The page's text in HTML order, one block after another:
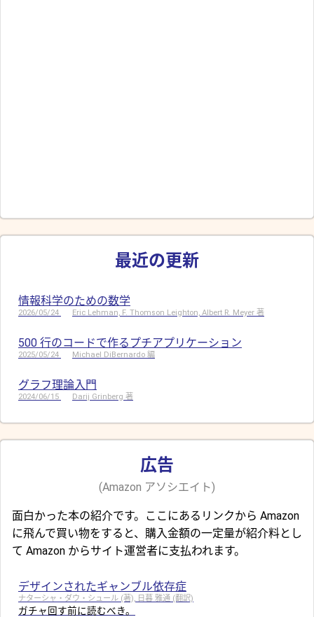
最近の更新
情報科学のための数学
2026/05/24 Eric Lehman, F. Thomson Leighton, Albert R. Meyer 著
500 行のコードで作るプチアプリケーション
2025/05/24 Michael DiBernardo 編
グラフ理論入門
2024/06/15 Darij Grinberg 著
広告
(Amazon アソシエイト)
面白かった本の紹介です。ここにあるリンクから Amazon
に飛んで買い物をすると、購入金額の一定量が紹介料とし
て Amazon からサイト運営者に支払われます。
デザインされたギャンブル依存症
ナターシャ・ダウ・シュール (著), 日暮 雅通 (翻訳)
ガチャ回す前に読むべき。